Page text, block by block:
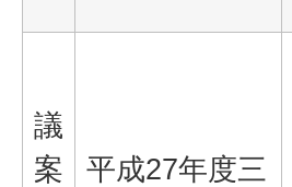
議
案
平成27年度三